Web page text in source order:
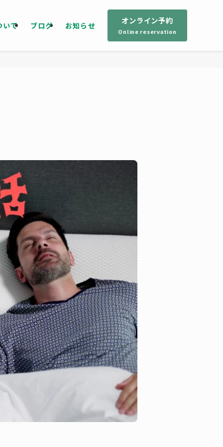
いて ブログ お知らせ オンライン予約
Online reservation